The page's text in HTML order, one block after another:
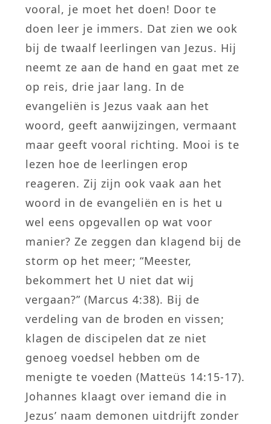
vooral, je moet het doen! Door te
doen leer je immers. Dat zien we ook
bij de twaalf leerlingen van Jezus. Hij
neemt ze aan de hand en gaat met ze
op reis, drie jaar lang. In de
evangeliën is Jezus vaak aan het
woord, geeft aanwijzingen, vermaant
maar geeft vooral richting. Mooi is te
lezen hoe de leerlingen erop
reageren. Zij zijn ook vaak aan het
woord in de evangeliën en is het u
wel eens opgevallen op wat voor
manier? Ze zeggen dan klagend bij de
storm op het meer; “Meester,
bekommert het U niet dat wij
vergaan?” (Marcus 4:38). Bij de
verdeling van de broden en vissen;
klagen de discipelen dat ze niet
genoeg voedsel hebben om de
menigte te voeden (Matteüs 14:15-17).
Johannes klaagt over iemand die in
Jezus’ naam demonen uitdrijft zonder